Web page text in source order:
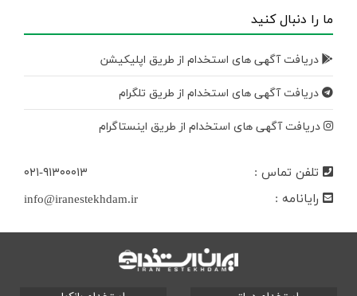
ما را دنبال کنید
دریافت آگهی های استخدام از طریق اپلیکیشن
دریافت آگهی های استخدام از طریق تلگرام
دریافت آگهی های استخدام از طریق اینستاگرام
تلفن تماس :
۰۲۱-۹۱۳۰۰۰۱۳
رایانامه :
info@iranestekhdam.ir